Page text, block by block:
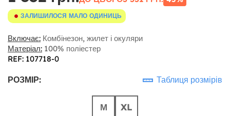
ЗАЛИШИЛОСЯ МАЛО ОДИНИЦЬ
Включає: Комбінезон, жилет і окуляри
Матеріал: 100% поліестер
REF: 107718-0
РОЗМІР: Таблиця розмірів
М XL